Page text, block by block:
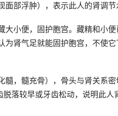
部浮肿），表示此人的肾调节
大小便，固护胞宫。藏精和小
为肾气足就能固护胞宫，不使
髓，髓充骨），骨头与肾关系
落较早或牙齿松动，说明此